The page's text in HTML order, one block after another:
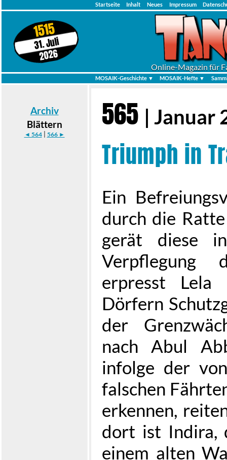
Startseite Inhalt Neues Impressum
1515
31. Juli
2026
Online-Magazin für
MOSAIK-Geschichte ▼ MOSAIK-Hefte ▼
Archiv
Blättern
◄ 564| 566 ►
565 | Januar
Triumph in
Ein
durch die
gerät diese
Verpflegung
erpresst Lela
Dörfern
der
nach Abul
infolge der
falschen
erkennen,
dort ist Indira,
einem alten